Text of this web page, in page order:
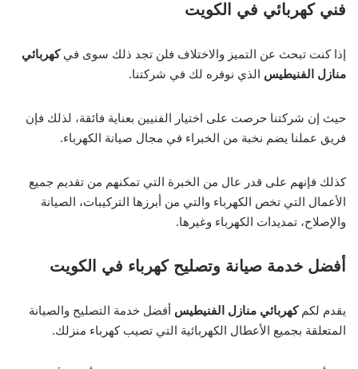
فني كهربائي في الكويت
إذا كنت تبحث عن التميز والاختلاف فلن تجد ذلك سوى فيكهربائي
منازل الفنيطيس الذي نوفره لك في شركتنا.
حيث إن شركتنا حرصت على اختيار الفنيين بعناية فائقة، لذلك فإن
فريق عملنا يضم نخبة من الخبراء في مجال صيانة الكهرباء.
كذلك فإنهم على قدر عال من الخبرة التي تمكنهم من تقديم جميع
الأعمال التي تخص الكهرباء والتي من أبرزها التركيبات، الصيانة
والإصلاح، تمديدات الكهرباء وغيرها.
أفضل خدمة صيانة وتصليح كهرباء في الكويت
يقدم لكمكهربائي منازل الفنيطيس أفضل خدمة التصليح والصيانة
المتعلقة بجميع الأعطال الكهربائية التي تصيب كهرباء منزلك.